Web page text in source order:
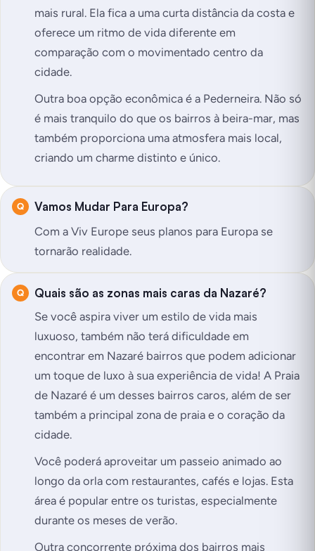
mais rural. Ela fica a uma curta distância da costa e
oferece um ritmo de vida diferente em
comparação com o movimentado centro da
cidade.
Outra boa opção econômica é a Pederneira. Não só
é mais tranquilo do que os bairros à beira-mar, mas
também proporciona uma atmosfera mais local,
criando um charme distinto e único.
Vamos Mudar Para Europa?
Com a Viv Europe seus planos para Europa se
tornarão realidade.
Quais são as zonas mais caras da Nazaré?
Se você aspira viver um estilo de vida mais
luxuoso, também não terá dificuldade em
encontrar em Nazaré bairros que podem adicionar
um toque de luxo à sua experiência de vida! A Praia
de Nazaré é um desses bairros caros, além de ser
também a principal zona de praia e o coração da
cidade.
Você poderá aproveitar um passeio animado ao
longo da orla com restaurantes, cafés e lojas. Esta
área é popular entre os turistas, especialmente
durante os meses de verão.
Outra concorrente próxima dos bairros mais